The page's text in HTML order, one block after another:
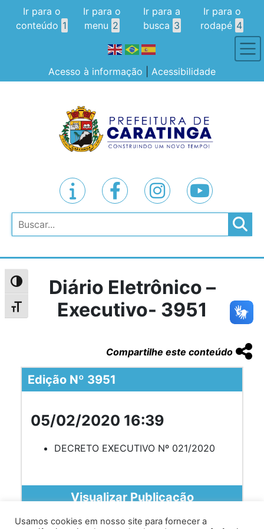
Alternar alto contraste
Alternar tamanho da fonte
Ir para o
conteúdo 1
Ir para o
menu 2
Ir para a
busca 3
Ir para o
rodapé 4
Acesso à informação Acessibilidade
Pesquisar
Diário Eletrônico –
Executivo- 3951
Compartilhe este conteúdo
Edição Nº 3951
05/02/2020 16:39
DECRETO EXECUTIVO Nº 021/2020
Visualizar Publicação
Usamos cookies em nosso site para fornecer a